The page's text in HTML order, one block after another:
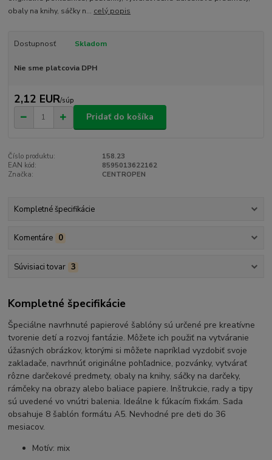
obaly na knihy, sáčky n... celý popis
Dostupnosť Skladom
Nie sme platcovia DPH
2,12 EUR/súp
Pridať do košíka
Číslo produktu:
158.23
EAN kód:
8595013622162
Značka:
CENTROPEN
Kompletné špecifikácie
Komentáre 0
Súvisiaci tovar 3
Kompletné špecifikácie
Špeciálne navrhnuté papierové šablóny sú určené pre kreatívne
tvorenie detí a rozvoj fantázie. Môžete ich použiť na vytváranie
úžasných obrázkov, ktorými si môžete napríklad vyzdobiť svoje
zakladače, navrhnúť originálne pohľadnice, pozvánky, vytvárať
rôzne darčekové predmety, obaly na knihy, sáčky na darčeky,
rámčeky na obrazy alebo baliace papiere. Inštrukcie, rady a tipy
sú uvedené vo vnútri balenia. Ideálne k fúkacím fixkám. Sada
obsahuje 8 šablón formátu A5. Nevhodné pre deti do 36
mesiacov.
Motív: mix